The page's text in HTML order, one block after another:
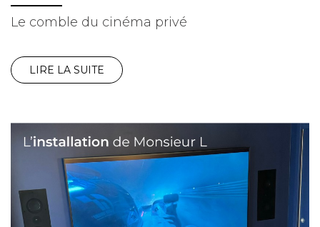
Le comble du cinéma privé
LIRE LA SUITE